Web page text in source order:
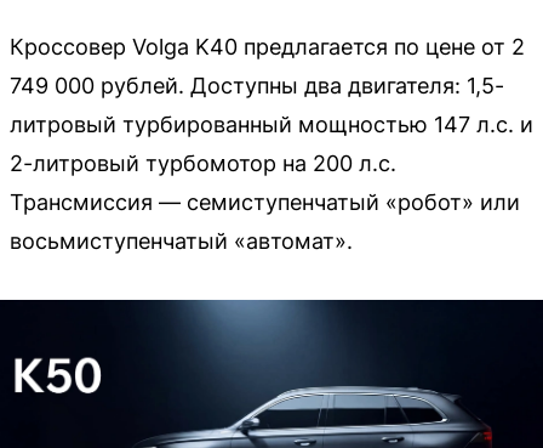
Кроссовер Volga K40 предлагается по цене от 2
749 000 рублей. Доступны два двигателя: 1,5-
литровый турбированный мощностью 147 л.с. и
2-литровый турбомотор на 200 л.с.
Трансмиссия — семиступенчатый «робот» или
восьмиступенчатый «автомат».